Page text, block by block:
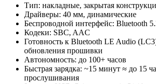
Тип: накладные, закрытая
Драйверы: 40 мм, динамические
Беспроводной интерфейс: Bluetooth
Кодеки: SBC, AAC
Готовность к Bluetooth LE Audio
обновления прошивки
Автономность: до 100+ часов
Быстрая зарядка: ~15 минут ≈ до 15
прослушивания